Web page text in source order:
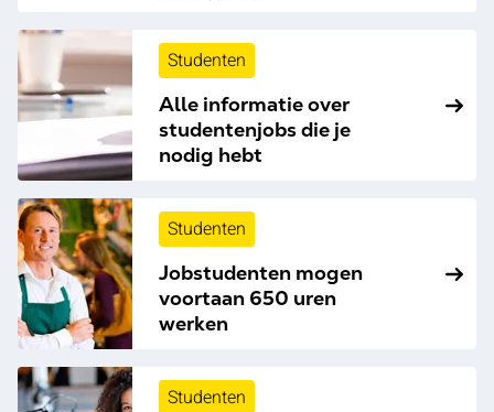
Studenten
Alle informatie over
studentenjobs die je
nodig hebt
Studenten
Jobstudenten mogen
voortaan 650 uren
werken
Studenten